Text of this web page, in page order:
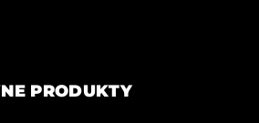
PRODUKTY